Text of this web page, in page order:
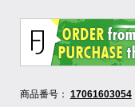
商品番号： 17061603054